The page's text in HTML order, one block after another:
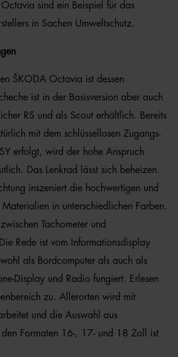
sind ein Beispiel für das
in Sachen Umweltschutz.
ŠKODA Octavia ist dessen
ist in der Basisversion aber auch
RS und als Scout erhältlich. Bereits
mit dem schlüssellosen Zugangs-
erfolgt, wird der hohe Anspruch
Das Lenkrad lässt sich beheizen.
inszeniert die hochwertigen und
in unterschiedlichen Farben.
Tachometer und
Rede ist vom Informationsdisplay
als Bordcomputer als auch als
Display und Radio fungiert. Erlesen
zu. Allerorten wird mit
und die Auswahl aus
den Formaten 16-, 17- und 18 Zoll ist